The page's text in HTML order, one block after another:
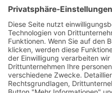
Mein Konto
Kontakt
Zahlung & Versand
Widerrufsbelehrung
Vertrag Widerrufen
Informationen